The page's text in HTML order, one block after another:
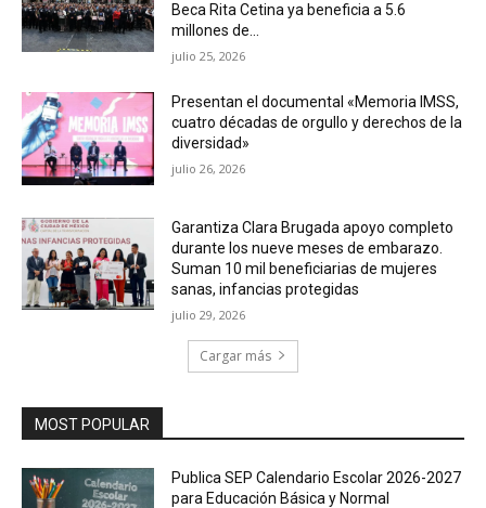
Beca Rita Cetina ya beneficia a 5.6
millones de...
julio 25, 2026
Presentan el documental «Memoria IMSS,
cuatro décadas de orgullo y derechos de la
diversidad»
julio 26, 2026
Garantiza Clara Brugada apoyo completo
durante los nueve meses de embarazo.
Suman 10 mil beneficiarias de mujeres
sanas, infancias protegidas
julio 29, 2026
Cargar más
MOST POPULAR
Publica SEP Calendario Escolar 2026-2027
para Educación Básica y Normal